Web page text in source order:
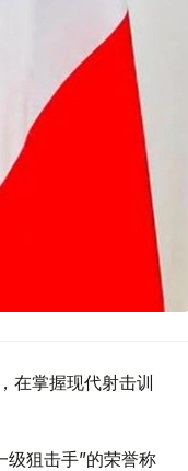
在掌握现代射击训
级狙击手”的荣誉称